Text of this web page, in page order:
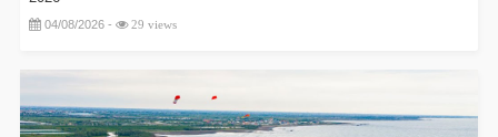
04/08/2026 - 29 views